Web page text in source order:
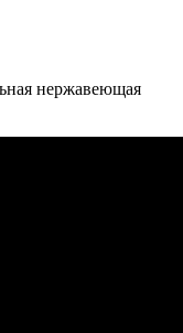
нержавеющая